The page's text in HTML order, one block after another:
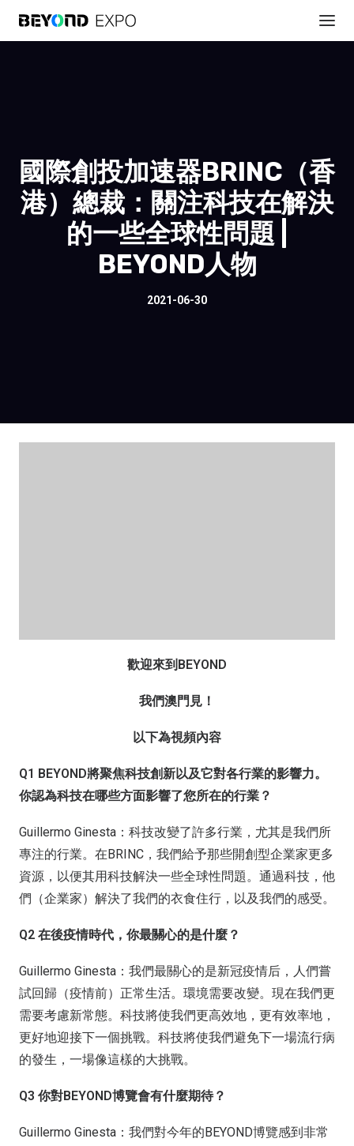
國際創投加速器BRINC（香
港）總裁：關注科技在解決
的一些全球性問題 |
BEYOND人物
2021-06-30
歡迎來到BEYOND
我們澳門見！
以下為視頻內容
Q1 BEYOND將聚焦科技創新以及它對各行業的影響力。
你認為科技在哪些方面影響了您所在的行業？
Guillermo Ginesta：科技改變了許多行業，尤其是我們所
專注的行業。在BRINC，我們給予那些開創型企業家更多
資源，以便其用科技解決一些全球性問題。通過科技，他
們（企業家）解決了我們的衣食住行，以及我們的感受。
Q2 在後疫情時代，你最關心的是什麼？
Guillermo Ginesta：我們最關心的是新冠疫情后，人們嘗
試回歸（疫情前）正常生活。環境需要改變。現在我們更
需要考慮新常態。科技將使我們更高效地，更有效率地，
更好地迎接下一個挑戰。科技將使我們避免下一場流行病
的發生，一場像這樣的大挑戰。
Q3 你對BEYOND博覽會有什麼期待？
Guillermo Ginesta：我們對今年的BEYOND博覽感到非常